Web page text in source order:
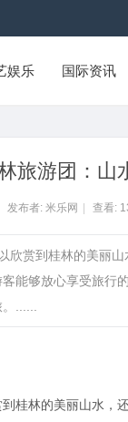
娱乐 国际资讯
旅游团：山
发布者: 米乐网 查看:
欣赏到桂林的美丽
能够放心享受旅
......
桂林的美丽山水，